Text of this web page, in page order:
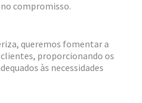
compromisso.
queremos fomentar a
proporcionando os
às necessidades